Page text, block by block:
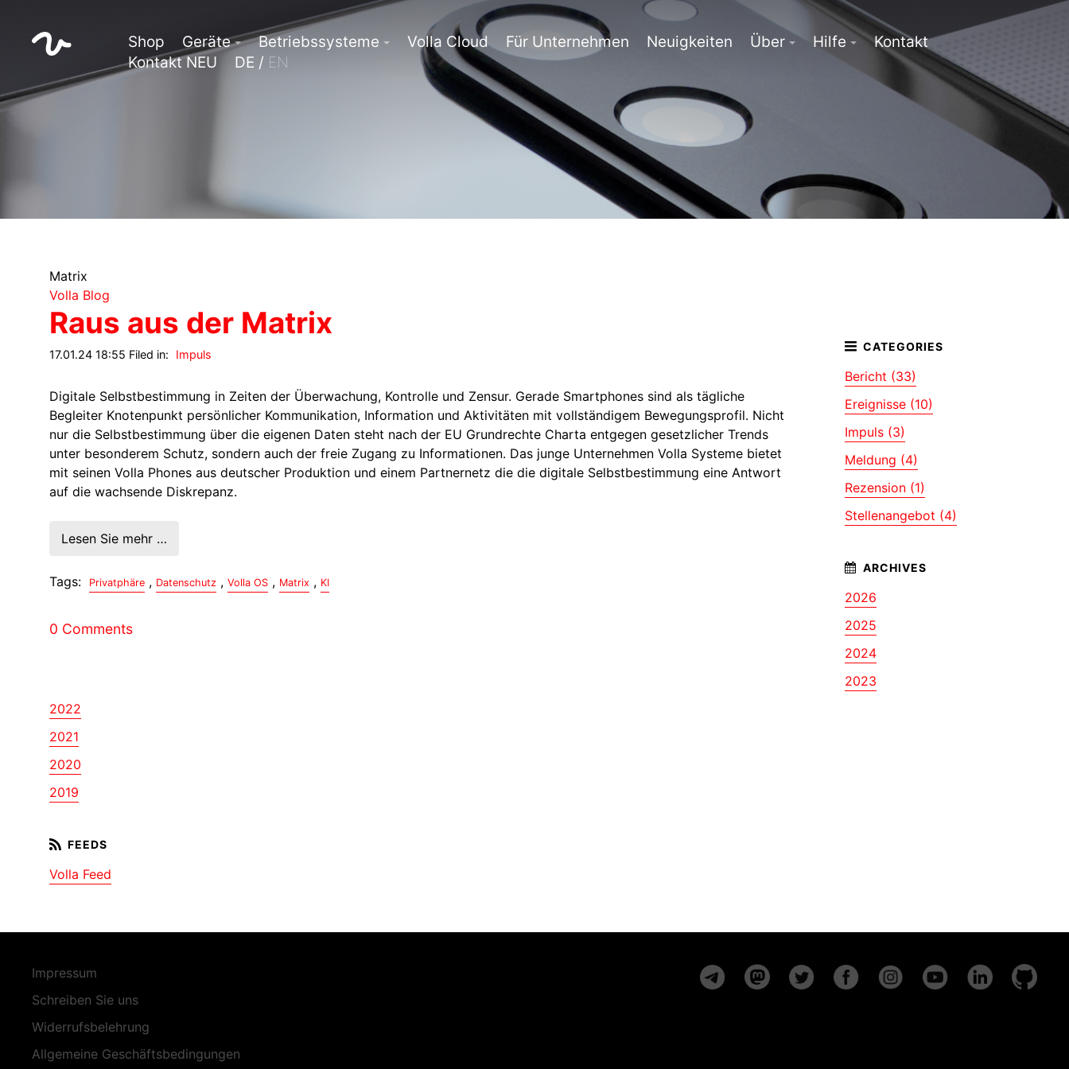
Shop Geräte Betriebssysteme Volla Cloud Für Unternehmen Neuigkeiten Über Hilfe
Kontakt
Kontakt NEU
DE / EN
Matrix
Volla Blog
Raus aus der Matrix
17.01.24 18:55 Filed in: Impuls
Digitale Selbstbestimmung in Zeiten der Überwachung, Kontrolle und Zensur. Gerade Smartphones sind als tägliche
Begleiter Knotenpunkt persönlicher Kommunikation, Information und Aktivitäten mit vollständigem Bewegungsprofil. Nicht
nur die Selbstbestimmung über die eigenen Daten steht nach der EU Grundrechte Charta entgegen gesetzlicher Trends
unter besonderem Schutz, sondern auch der freie Zugang zu Informationen. Das junge Unternehmen Volla Systeme bietet
mit seinen Volla Phones aus deutscher Produktion und einem Partnernetz die die digitale Selbstbestimmung eine Antwort
auf die wachsende Diskrepanz.
Lesen Sie mehr …
Tags: Privatphäre , Datenschutz , Volla OS , Matrix , KI
0 Comments
Bericht (33)
Ereignisse (10)
Impuls (3)
Meldung (4)
Rezension (1)
Stellenangebot (4)
2026
2025
2024
2023
2022
2021
2020
2019
Volla Feed
Impressum
Schreiben Sie uns
Widerrufsbelehrung
Allgemeine Geschäftsbedingungen